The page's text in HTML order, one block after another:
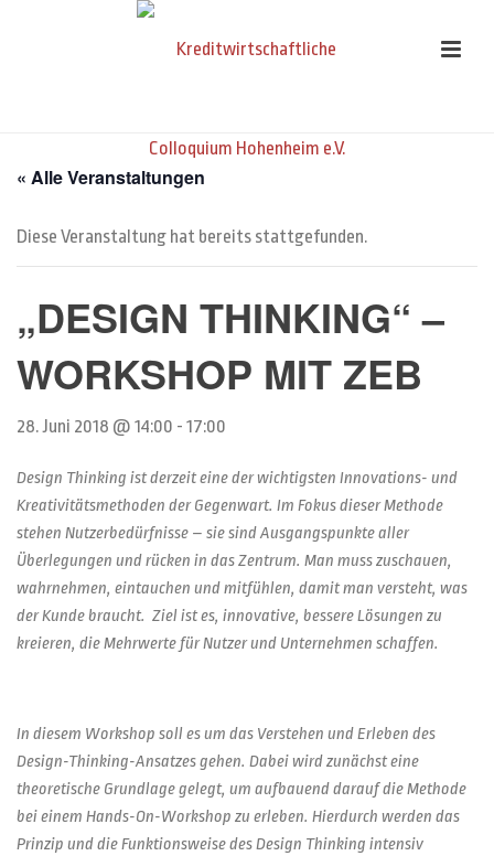
« Alle Veranstaltungen
Diese Veranstaltung hat bereits stattgefunden.
„DESIGN THINKING“ –
WORKSHOP MIT ZEB
28. Juni 2018 @ 14:00 - 17:00
Design Thinking ist derzeit eine der wichtigsten Innovations- und
Kreativitätsmethoden der Gegenwart. Im Fokus dieser Methode
stehen Nutzerbedürfnisse – sie sind Ausgangspunkte aller
Überlegungen und rücken in das Zentrum. Man muss zuschauen,
wahrnehmen, eintauchen und mitfühlen, damit man versteht, was
der Kunde braucht. Ziel ist es, innovative, bessere Lösungen zu
kreieren, die Mehrwerte für Nutzer und Unternehmen schaffen.
In diesem Workshop soll es um das Verstehen und Erleben des
Design-Thinking-Ansatzes gehen. Dabei wird zunächst eine
theoretische Grundlage gelegt, um aufbauend darauf die Methode
bei einem Hands-On-Workshop zu erleben. Hierdurch werden das
Prinzip und die Funktionsweise des Design Thinking intensiv